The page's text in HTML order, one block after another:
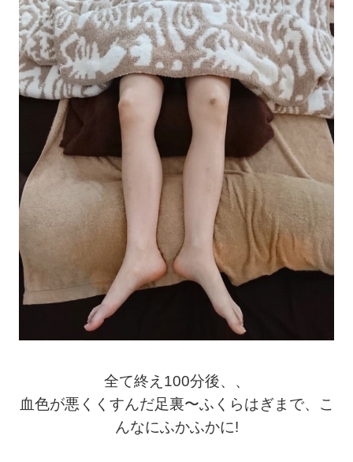
全て終え100分後、、
血色が悪くくすんだ足裏〜ふくらはぎまで、こ
んなにふかふかに!